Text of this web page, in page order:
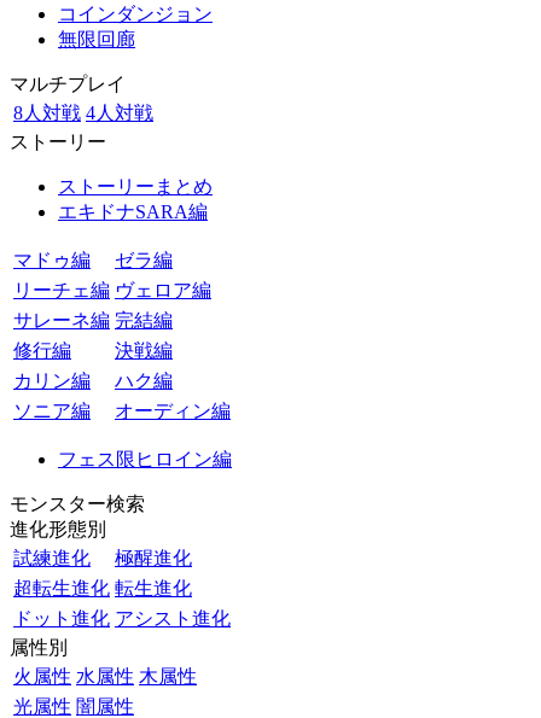
コインダンジョン
無限回廊
マルチプレイ
8人対戦 4人対戦
ストーリー
ストーリーまとめ
エキドナSARA編
マドゥ編
ゼラ編
リーチェ編 ヴェロア編
サレーネ編 完結編
修行編
決戦編
カリン編
ハク編
ソニア編
オーディン編
フェス限ヒロイン編
モンスター検索
進化形態別
試練進化
極醒進化
超転生進化 転生進化
ドット進化 アシスト進化
属性別
火属性 水属性 木属性
光属性 闇属性